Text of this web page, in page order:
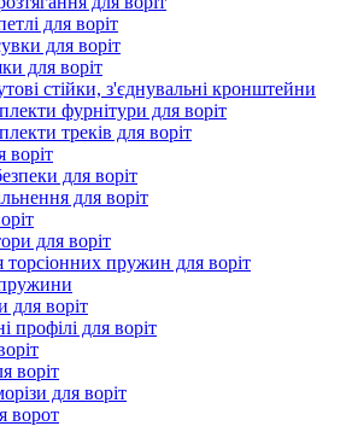
для воріт
для воріт
для воріт
стійки, з'єднувальні кронштейни
фурнітури для воріт
треків для воріт
воріт
для воріт
для воріт
для воріт
торсіонних пружин для воріт
для воріт
профілі для воріт
воріт
для воріт
ворот